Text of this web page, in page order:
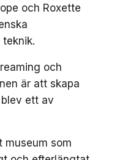
och Roxette
och
är att skapa
ett av
museum som